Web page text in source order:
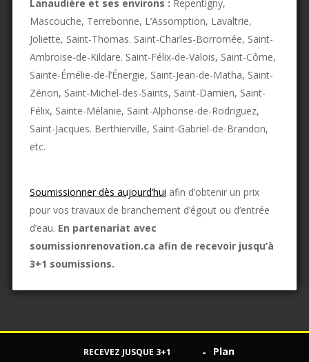
Lanaudière et ses environs : Repentigny,
Mascouche, Terrebonne, L’Assomption, Lavaltrie,
Joliette, Saint-Thomas. Saint-Charles-Borromée, Saint-
Ambroise-de-Kildare. Saint-Félix-de-Valois, Saint-Côme,
Sainte-Émélie-de-l’Énergie, Saint-Jean-de-Matha, Saint-
Zénon, Saint-Michel-des-Saints, Saint-Damien, Saint-
Félix, Sainte-Mélanie, Saint-Alphonse-de-Rodriguez,
Saint-Jacques. Berthierville, Saint-Gabriel-de-Brandon,
etc.
Soumissionner dès aujourd’hui afin d’obtenir un prix
pour vos travaux de branchement d’égout ou d’entrée
d’eau. En partenariat avec
soumissionrenovation.ca afin de recevoir jusqu’à
3+1 soumissions.
RECEVEZ JUSQUE 3+1 -
Plan